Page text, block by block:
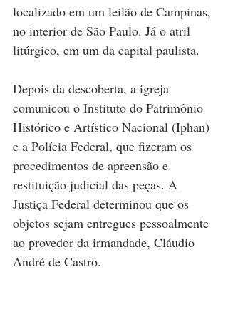
localizado em um leilão de Campinas,
no interior de São Paulo. Já o atril
litúrgico, em um da capital paulista.
Depois da descoberta, a igreja
comunicou o Instituto do Patrimônio
Histórico e Artístico Nacional (Iphan)
e a Polícia Federal, que fizeram os
procedimentos de apreensão e
restituição judicial das peças. A
Justiça Federal determinou que os
objetos sejam entregues pessoalmente
ao provedor da irmandade, Cláudio
André de Castro.